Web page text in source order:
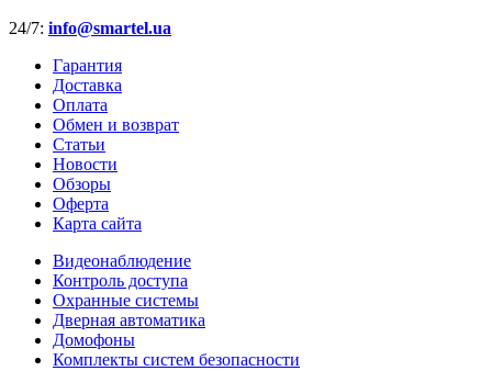
24/7: info@smartel.ua
Гарантия
Доставка
Оплата
Обмен и возврат
Статьи
Новости
Обзоры
Оферта
Карта сайта
Видеонаблюдение
Контроль доступа
Охранные системы
Дверная автоматика
Домофоны
Комплекты систем безопасности